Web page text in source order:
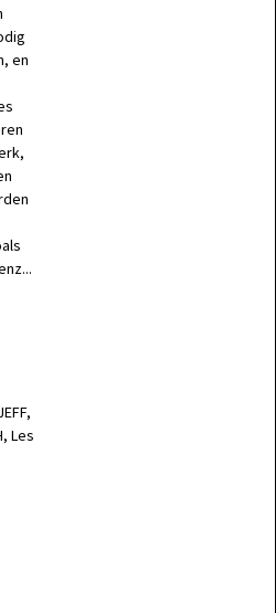
en
Les